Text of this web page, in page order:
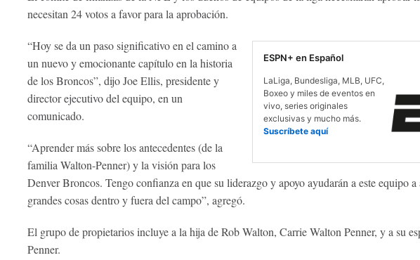
necesitan 24 votos a favor para la aprobación.
ESPN+ en Español
LaLiga, Bundesliga, MLB, UFC,
Boxeo y miles de eventos en
vivo, series originales
exclusivas y mucho más.
Suscríbete aquí
“Hoy se da un paso significativo en el camino a
un nuevo y emocionante capítulo en la historia
de los Broncos”, dijo Joe Ellis, presidente y
director ejecutivo del equipo, en un
comunicado.
“Aprender más sobre los antecedentes (de la
familia Walton-Penner) y la visión para los
Denver Broncos. Tengo confianza en que su liderazgo y apoyo ayudarán a este equipo a
grandes cosas dentro y fuera del campo”, agregó.
El grupo de propietarios incluye a la hija de Rob Walton, Carrie Walton Penner, y a su
Penner.